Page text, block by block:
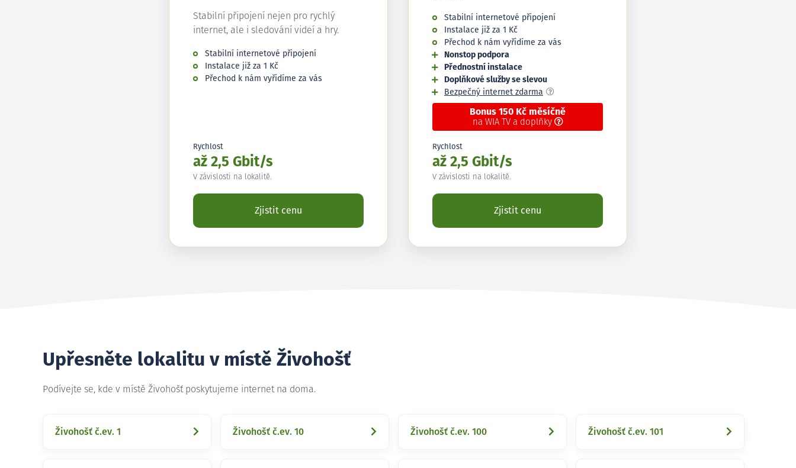
Stabilní připojení nejen pro rychlý
internet, ale i sledování videí a hry.
Stabilní internetové připojení
Instalace již za 1 Kč
Přechod k nám vyřídíme za vás
Rychlost
až 2,5 Gbit/s
V závislosti na lokalitě.
Zjistit cenu
Stabilní internetové připojení
Instalace již za 1 Kč
Přechod k nám vyřídíme za vás
Nonstop podpora
Přednostní instalace
Doplňkové služby se slevou
Bezpečný internet zdarma
Bonus 150 Kč měsíčně
na WIA TV a doplňky
Rychlost
až 2,5 Gbit/s
V závislosti na lokalitě.
Zjistit cenu
Upřesněte lokalitu v místě Živohošť
Podívejte se, kde v místě Živohošť poskytujeme internet na doma.
Živohošť č.ev. 1 Živohošť č.ev. 10 Živohošť č.ev. 100 Živohošť č.ev. 101